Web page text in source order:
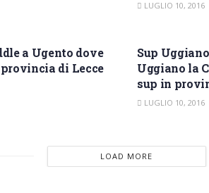
LUGLIO 10, 2016
a Ugento dove
di Lecce
Sup
Uggiano la
sup in
LUGLIO 10, 2016
LOAD MORE